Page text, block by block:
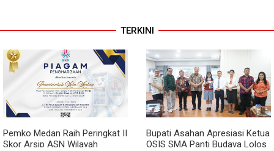
TERKINI
Pemko Medan Raih Peringkat II
Skor Arsip ASN Wilayah
Bupati Asahan Apresiasi Ketua
OSIS SMA Panti Budaya Lolos